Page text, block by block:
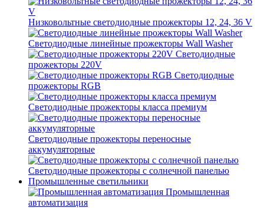
Низковольтные светодиодные прожекторы 12, 24, 36 V
Светодиодные линейные прожекторы Wall Washer
Светодиодные
прожекторы 220V
Светодиодные
прожекторы RGB
Светодиодные прожекторы класса премиум
Светодиодные прожекторы переносные
аккумуляторные
Светодиодные прожекторы с солнечной панелью
Промышленные светильники
Промышленная
автоматизация